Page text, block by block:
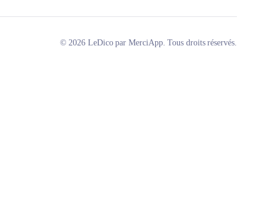
© 2026 LeDico par MerciApp. Tous droits réservés.